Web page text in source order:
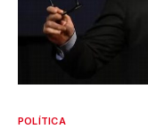
POLÍTICA